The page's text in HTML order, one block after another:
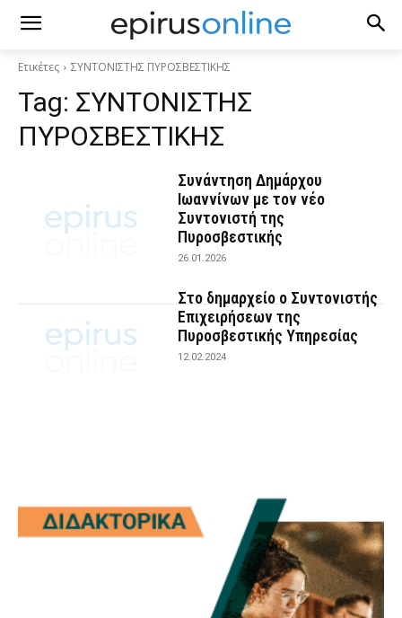
Ετικέτες ΣΥΝΤΟΝΙΣΤΗΣ ΠΥΡΟΣΒΕΣΤΙΚΗΣ
Tag: ΣΥΝΤΟΝΙΣΤΗΣ
ΠΥΡΟΣΒΕΣΤΙΚΗΣ
Συνάντηση Δημάρχου
Ιωαννίνων με τον νέο
Συντονιστή της
Πυροσβεστικής
26.01.2026
Στο δημαρχείο ο Συντονιστής
Επιχειρήσεων της
Πυροσβεστικής Υπηρεσίας
12.02.2024